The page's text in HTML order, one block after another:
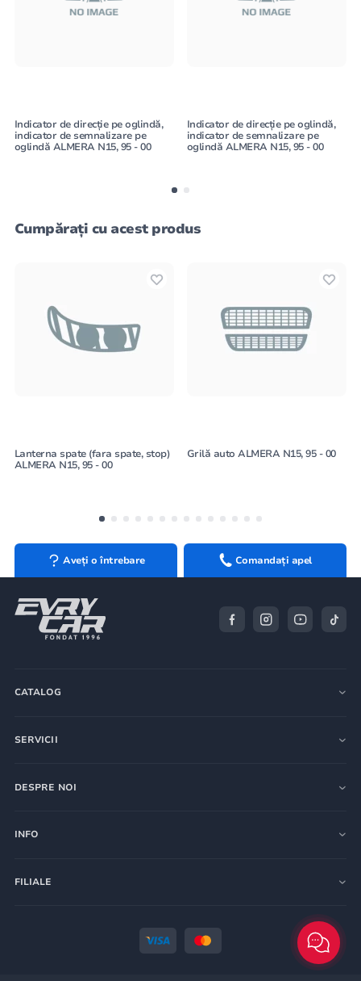
Indicator de direcție pe oglindă,
indicator de semnalizare pe
oglindă ALMERA N15, 95 - 00
Indicator de direcție pe oglindă,
indicator de semnalizare pe
oglindă ALMERA N15, 95 - 00
Cumpărați cu acest produs
Lanterna spate (fara spate, stop)
ALMERA N15, 95 - 00
Grilă auto ALMERA N15, 95 - 00
Aveți o întrebare Comandați apel
CATALOG
SERVICII
DESPRE NOI
INFO
FILIALE